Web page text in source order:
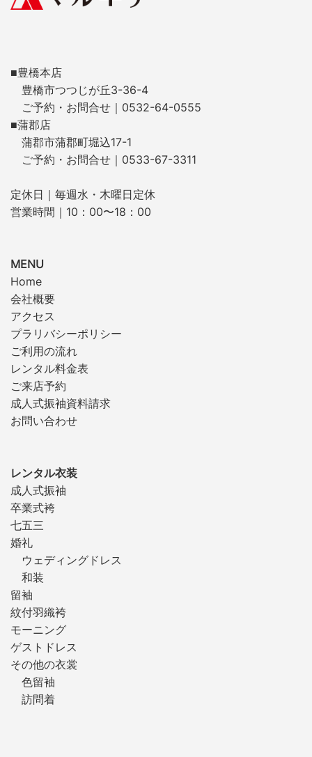
■豊橋本店
豊橋市つつじが丘3-36-4
ご予約・お問合せ｜0532-64-0555
■蒲郡店
蒲郡市蒲郡町堀込17-1
ご予約・お問合せ｜0533-67-3311
定休日｜毎週水・木曜日定休
営業時間｜10：00〜18：00
MENU
Home
会社概要
アクセス
プラリバシーポリシー
ご利用の流れ
レンタル料金表
ご来店予約
成人式振袖資料請求
お問い合わせ
レンタル衣装
成人式振袖
卒業式袴
七五三
婚礼
ウェディングドレス
和装
留袖
紋付羽織袴
モーニング
ゲストドレス
その他の衣裳
色留袖
訪問着